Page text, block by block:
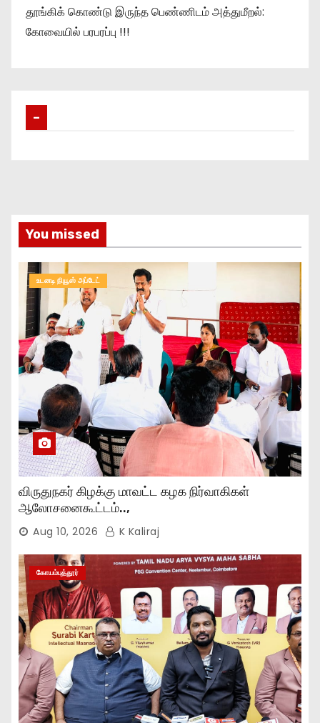
தூங்கிக் கொண்டு இருந்த பெண்ணிடம் அத்துமீறல்:
கோவையில் பரபரப்பு !!!
–
You missed
உடனடி நியூஸ் அப்டேட்
விருதுநகர் கிழக்கு மாவட்ட கழக நிர்வாகிகள்
ஆலோசனைகூட்டம்..,
Aug 10, 2026 K Kaliraj
கோயம்புத்தூர்